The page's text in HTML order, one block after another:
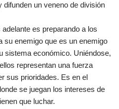
un veneno de división
es preparando a los
su enemigo que es un enemigo
sistema económico. Uniéndose,
representan una fuerza
sus prioridades. Es en el
se juegan los intereses de
que luchar.